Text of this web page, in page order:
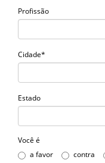
Profissão
Cidade*
Estado
Você é
a favor
contra